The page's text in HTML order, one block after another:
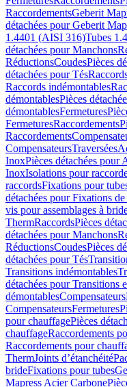
RaccordementsGeberit
détachées pour Geberit
1.4401 (AISI 316)Tubes
détachées pour Manchons
RéductionsCoudesPièces
détachées pour Tés
Raccords indémontables
démontablesPièces
démontablesFermetures
FermeturesRaccordements
Raccordements
CompensateursTraversées
InoxPièces détachées pour
InoxIsolations pour
raccordsFixations pour
détachées pour Fixations
vis pour assemblages à
ThermRaccordsPièces
détachées pour Manchons
RéductionsCoudesPièces
détachées pour Tés
Transitions indémontables
détachées pour Transitions
démontablesCompensateurs
CompensateursFermetures
pour chauffagePièces
chauffageRaccordements
Raccordements pour
ThermJoints d’étanchéité
brideFixations pour tubes
Mapress Acier Carbone